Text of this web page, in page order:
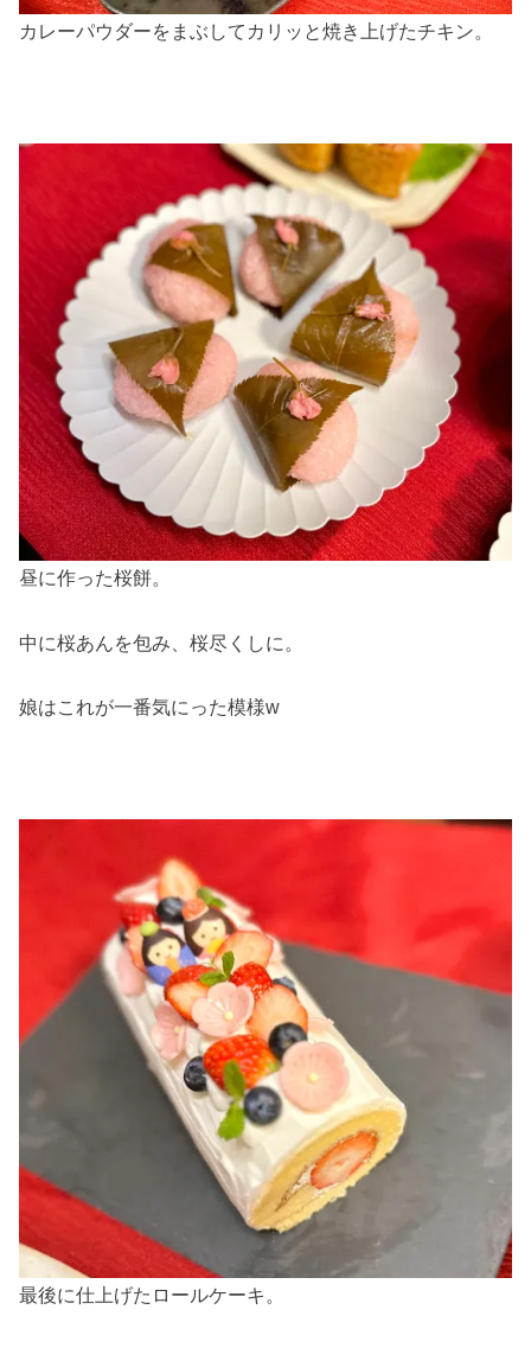
カレーパウダーをまぶしてカリッと焼き上げたチキン。
昼に作った桜餅。
中に桜あんを包み、桜尽くしに。
娘はこれが一番気にった模様w
最後に仕上げたロールケーキ。